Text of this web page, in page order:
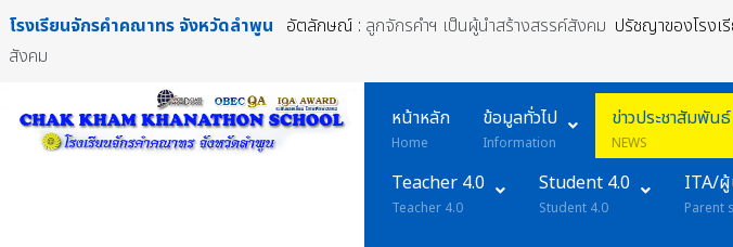
โรงเรียนจักรคำคณาทร จังหวัดลำพูน อัตลักษณ์ : ลูกจักรคำฯ เป็นผู้นำสร้างสรรค์สังคม ปรัชญาของโรงเ
สังคม
หน้าหลัก
Home
ข้อมูลทั่วไป
Information
ข่าวประชาสัมพันธ์
NEWS
Teacher 4.0
Teacher 4.0
Student 4.0
Student 4.0
ITA/
Parent